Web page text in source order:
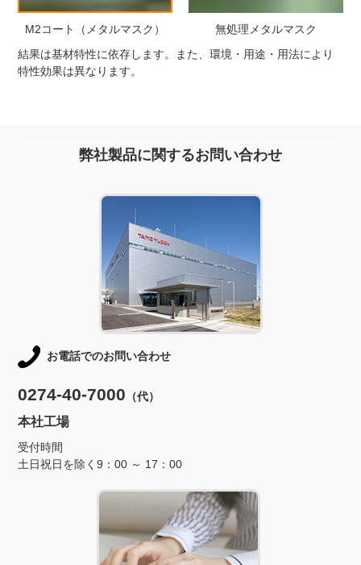
M2コート（メタルマスク）
無処理メタルマスク
結果は基材特性に依存します。また、環境・用途・用法により
特性効果は異なります。
弊社製品に関するお問い合わせ
お電話でのお問い合わせ
0274-40-7000 （代）
本社工場
受付時間
土日祝日を除く9：00 ～ 17：00